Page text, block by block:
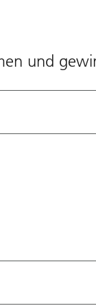
und